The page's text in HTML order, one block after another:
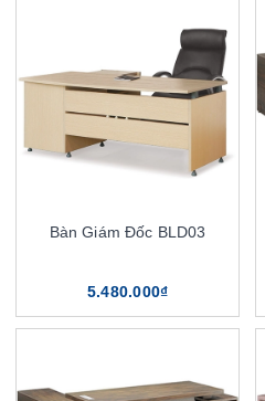
Bàn Giám Đốc BLD03
5.480.000₫